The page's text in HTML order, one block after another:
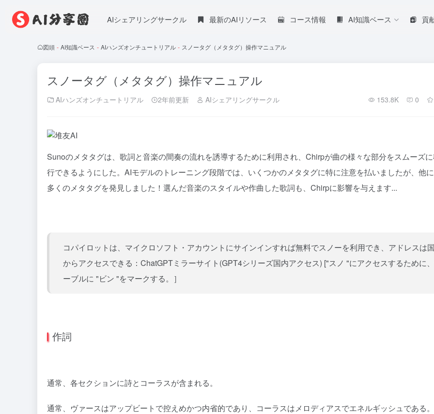
AIシェアリングサークル 最新のAIリソース コース情報 AI知識ベース 貢
図頭 - AI知識ベース - AIハンズオンチュートリアル - スノータグ（メタタグ）操作マニュアル
スノータグ（メタタグ）操作マニュアル
AIハンズオンチュートリアル 2年前更新 AIシェアリングサークル 153.8K 0
Sunoのメタタグは、歌詞と音楽の間奏の流れを誘導するために利用され、Chirpが曲の様々な部分をスムーズ
行できるようにした。AIモデルのトレーニング段階では、いくつかのメタタグに特に注意を払いましたが、他
多くのメタタグを発見しました！選んだ音楽のスタイルや作曲した歌詞も、Chirpに影響を与えます...
コパイロットは、マイクロソフト・アカウントにサインインすれば無料でスノーを利用でき、アドレスは
からアクセスできる： ChatGPTミラーサイト(GPT4シリーズ国内アクセス) ["スノ "にアクセスするために
ーブルに "ビン "をマークする。］
作詞
通常、各セクションに詩とコーラスが含まれる。
通常、ヴァースはアップビートで控えめかつ内省的であり、コーラスはメロディアスでエネルギッシュである